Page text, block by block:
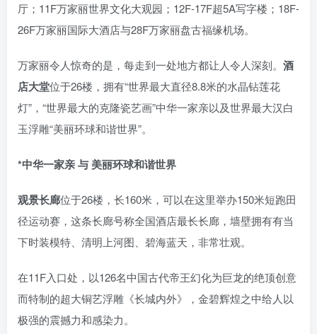
厅；11F万家丽世界文化大观园；12F-17F超5A写字楼；18F-
26F万家丽国际大酒店与28F万家丽盘古福缘机场。
万家丽令人惊奇的是，每走到一处地方都让人令人深刻。 酒
店大堂位于26楼，拥有“世界最大直径8.8米的水晶钻莲花
灯”，“世界最大的克隆瓷艺画”中华一家亲以及世界最大汉白
玉浮雕“美丽环球和谐世界”。
*中华一家亲 与 美丽环球和谐世界
观景长廊位于26楼，长160米，可以在这里举办150米短跑田
径运动赛，这条长廊号称全国酒店最长长廊，墙壁拥有有当
下时装模特、清明上河图、碧海蓝天，非常壮观。
在11F入口处，以126名中国古代帝王幻化为巨龙的绝顶创意
而特制的超大铜艺浮雕《长城内外》，金碧辉煌之中给人以
极强的震撼力和感染力。